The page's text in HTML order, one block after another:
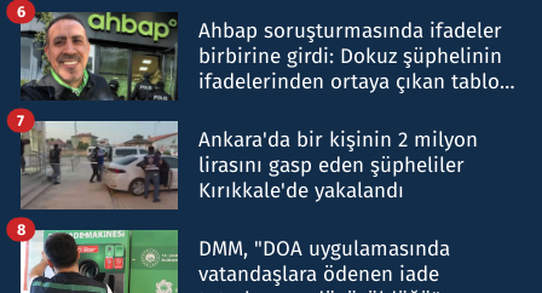
Ahbap soruşturmasında ifadeler
birbirine girdi: Dokuz şüphelinin
ifadelerinden ortaya çıkan tablo
6
Ankara'da bir kişinin 2 milyon
lirasını gasp eden şüpheliler
Kırıkkale'de yakalandı
7
DMM, "DOA uygulamasında
vatandaşlara ödenen iade
8